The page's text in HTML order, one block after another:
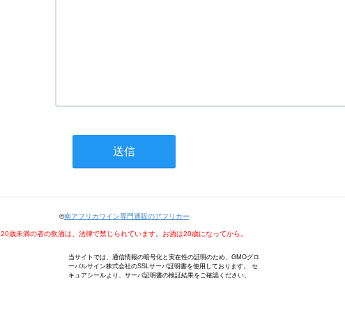
©南アフリカワイン専門通販のアフリカー
20歳未満の者の飲酒は、法律で禁じられています。お酒は20歳になってから。
当サイトでは、通信情報の暗号化と実在性の証明のため、GMOグロ
ーバルサイン株式会社のSSLサーバ証明書を使用しております。 セ
キュアシールより、サーバ証明書の検証結果をご確認ください。